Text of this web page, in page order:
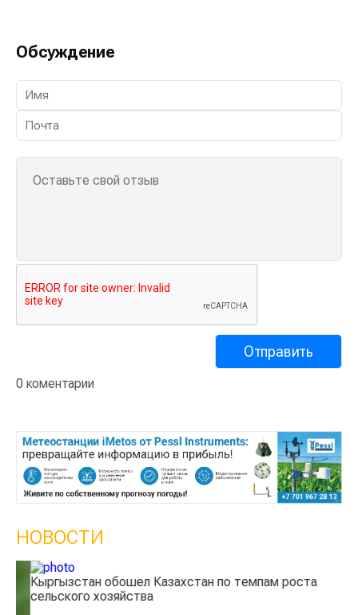
Обсуждение
0 коментарии
НОВОСТИ
Кыргызстан обошел Казахстан по темпам роста
сельского хозяйства